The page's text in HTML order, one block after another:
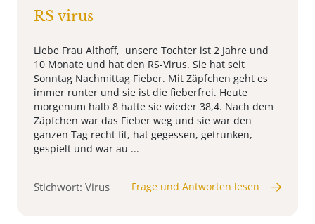
RS virus
Liebe Frau Althoff, unsere Tochter ist 2 Jahre und
10 Monate und hat den RS-Virus. Sie hat seit
Sonntag Nachmittag Fieber. Mit Zäpfchen geht es
immer runter und sie ist die fieberfrei. Heute
morgenum halb 8 hatte sie wieder 38,4. Nach dem
Zäpfchen war das Fieber weg und sie war den
ganzen Tag recht fit, hat gegessen, getrunken,
gespielt und war au ...
Stichwort: Virus Frage und Antworten lesen